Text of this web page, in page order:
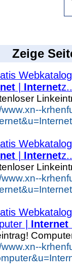
Zeige
| Internet
www.xn--
| Internet
www.xn--
| Internet
www.xn--